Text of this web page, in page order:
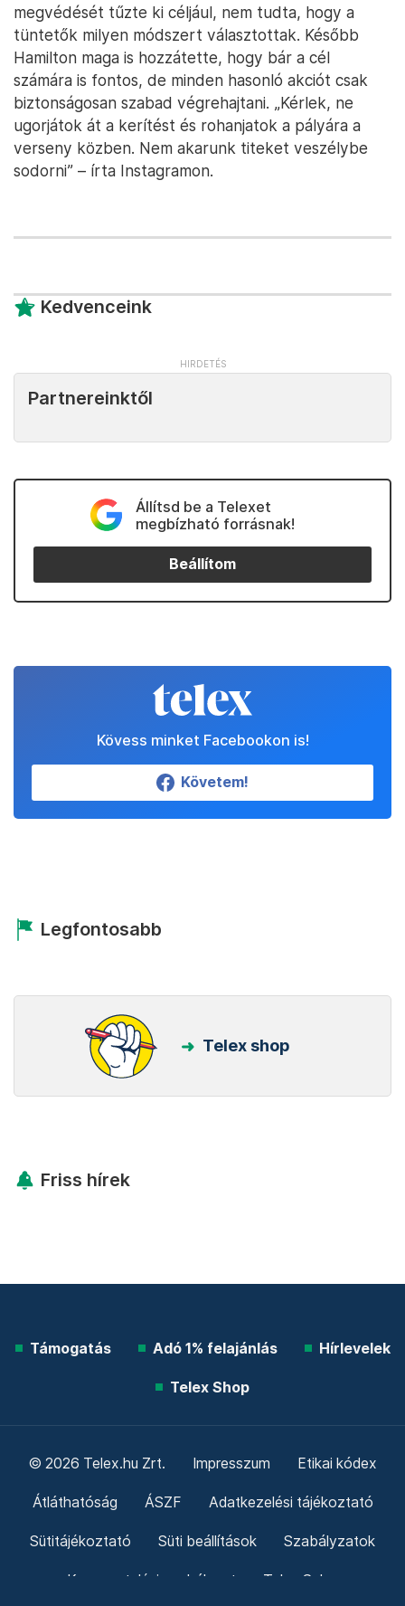
megvédését tűzte ki céljául, nem tudta, hogy a
tüntetők milyen módszert választottak. Később
Hamilton maga is hozzátette, hogy bár a cél
számára is fontos, de minden hasonló akciót csak
biztonságosan szabad végrehajtani. „Kérlek, ne
ugorjátok át a kerítést és rohanjatok a pályára a
verseny közben. Nem akarunk titeket veszélybe
sodorni” – írta Instagramon.
Kedvenceink
Partnereinktől
Állítsd be a Telexet
megbízható forrásnak!
Beállítom
Kövess minket Facebookon is!
Követem!
Legfontosabb
Telex shop
Friss hírek
Támogatás Adó 1% felajánlás Hírlevelek
Telex Shop
© 2026 Telex.hu Zrt. Impresszum Etikai kódex
Átláthatóság ÁSZF Adatkezelési tájékoztató
Sütitájékoztató Süti beállítások Szabályzatok
Kommentelési szabályzat Telex Sales